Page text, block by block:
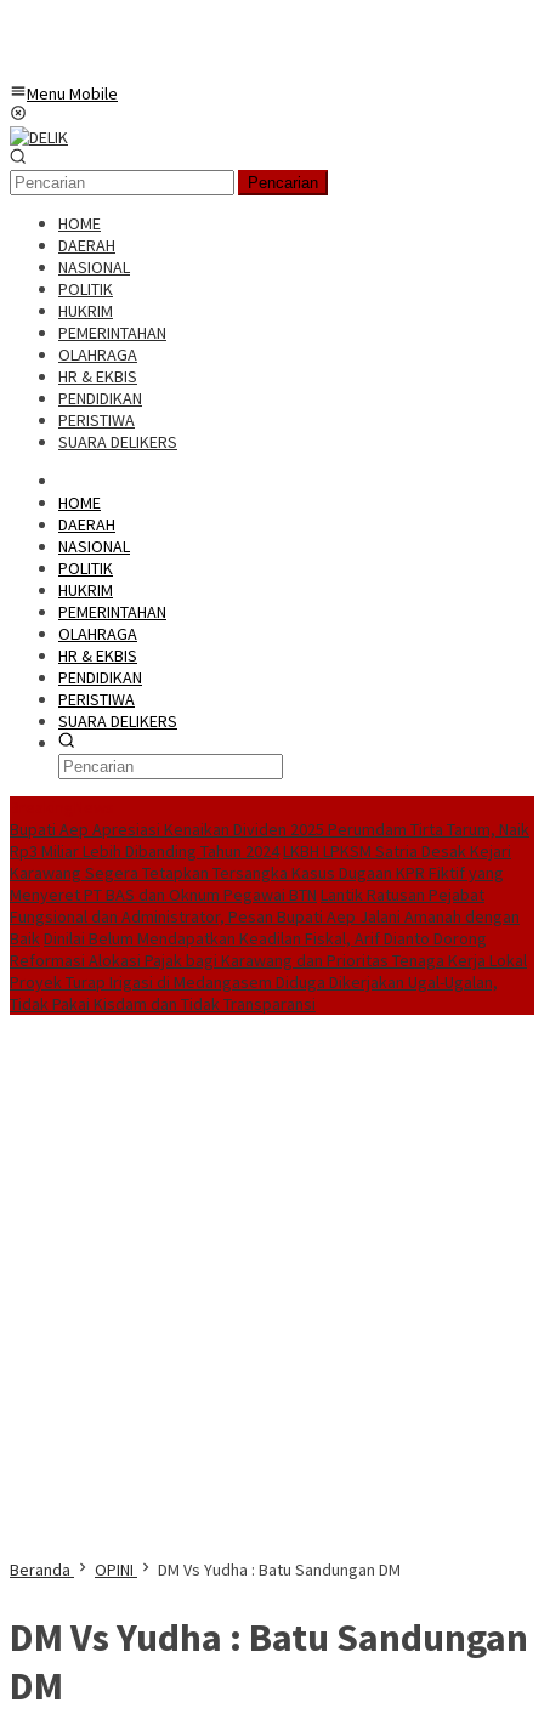
Menu Mobile
Pencarian
HOME
DAERAH
NASIONAL
POLITIK
HUKRIM
PEMERINTAHAN
OLAHRAGA
HR & EKBIS
PENDIDIKAN
PERISTIWA
SUARA DELIKERS
HOME
DAERAH
NASIONAL
POLITIK
HUKRIM
PEMERINTAHAN
OLAHRAGA
HR & EKBIS
PENDIDIKAN
PERISTIWA
SUARA DELIKERS
Bupati Aep Apresiasi Kenaikan Dividen 2025 Perumdam Tirta Tarum, Naik
Rp3 Miliar Lebih Dibanding Tahun 2024LKBH LPKSM Satria Desak Kejari
Karawang Segera Tetapkan Tersangka Kasus Dugaan KPR Fiktif yang
Menyeret PT BAS dan Oknum Pegawai BTN Lantik Ratusan Pejabat
Fungsional dan Administrator, Pesan Bupati Aep Jalani Amanah dengan
BaikDinilai Belum Mendapatkan Keadilan Fiskal, Arif Dianto Dorong
Reformasi Alokasi Pajak bagi Karawang dan Prioritas Tenaga Kerja Lokal
Proyek Turap Irigasi di Medangasem Diduga Dikerjakan Ugal-Ugalan,
Tidak Pakai Kisdam dan Tidak Transparansi
Beranda OPINI DM Vs Yudha : Batu Sandungan DM
DM Vs Yudha : Batu Sandungan
DM